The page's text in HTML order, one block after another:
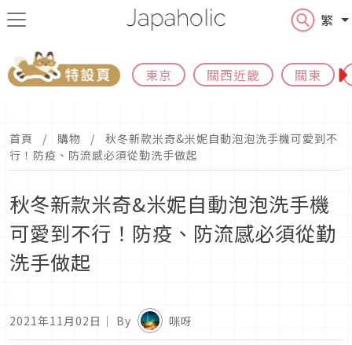
繁
東京 關西近畿 關東
首頁 購物
秋冬新款米奇&米妮自動泡泡洗手機可愛到不
行！防疫、防流感必須從勤洗手做起
秋冬新款米奇&米妮自動泡泡洗手機
可愛到不行！防疫、防流感必須從勤
洗手做起
2021年11月02日 ｜ By 咪呀